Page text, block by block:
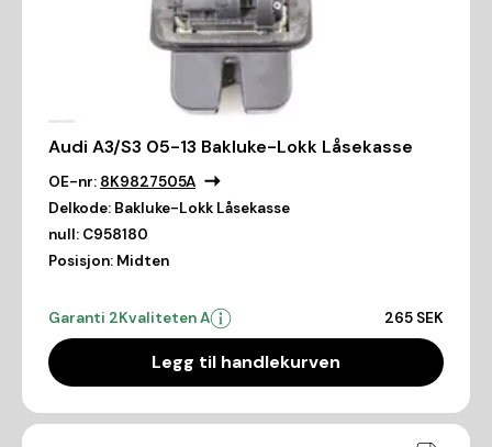
Audi A3/S3 05-13 Bakluke-Lokk Låsekasse
OE-nr: 8K9827505A
Delkode: Bakluke-Lokk Låsekasse
null: C958180
Posisjon: Midten
Garanti 2Kvaliteten A 265 SEK
Legg til handlekurven